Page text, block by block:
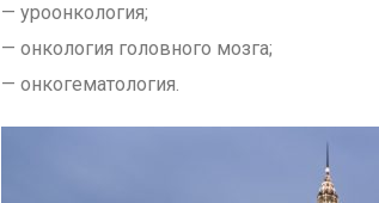
— уроонкология;
— онкология головного мозга;
— онкогематология.